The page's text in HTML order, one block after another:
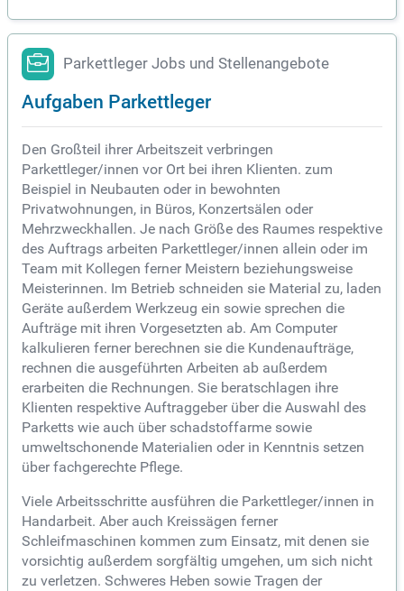
Parkettleger Jobs und Stellenangebote
Aufgaben Parkettleger
Den Großteil ihrer Arbeitszeit verbringen
Parkettleger/innen vor Ort bei ihren Klienten. zum
Beispiel in Neubauten oder in bewohnten
Privatwohnungen, in Büros, Konzertsälen oder
Mehrzweckhallen. Je nach Größe des Raumes respektive
des Auftrags arbeiten Parkettleger/innen allein oder im
Team mit Kollegen ferner Meistern beziehungsweise
Meisterinnen. Im Betrieb schneiden sie Material zu, laden
Geräte außerdem Werkzeug ein sowie sprechen die
Aufträge mit ihren Vorgesetzten ab. Am Computer
kalkulieren ferner berechnen sie die Kundenaufträge,
rechnen die ausgeführten Arbeiten ab außerdem
erarbeiten die Rechnungen. Sie beratschlagen ihre
Klienten respektive Auftraggeber über die Auswahl des
Parketts wie auch über schadstoffarme sowie
umweltschonende Materialien oder in Kenntnis setzen
über fachgerechte Pflege.
Viele Arbeitsschritte ausführen die Parkettleger/innen in
Handarbeit. Aber auch Kreissägen ferner
Schleifmaschinen kommen zum Einsatz, mit denen sie
vorsichtig außerdem sorgfältig umgehen, um sich nicht
zu verletzen. Schweres Heben sowie Tragen der